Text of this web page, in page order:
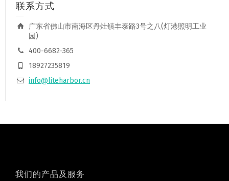
联系方式
广东省佛山市南海区丹灶镇丰泰路3号之八(灯港照明工业
园)
400-6682-365
18927235819
info@liteharbor.cn
我们的产品及服务